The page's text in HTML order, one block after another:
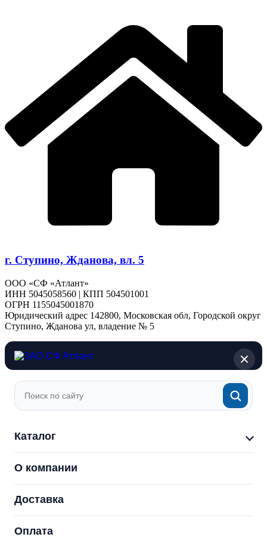
г. Ступино, Жданова, вл. 5
ООО «СФ «Атлант»
ИНН 5045058560 | КПП 504501001
ОГРН 1155045001870
Юридический адрес 142800, Московская обл, Городской округ
Ступино, Жданова ул, владение № 5
Каталог
О компании
Доставка
Оплата